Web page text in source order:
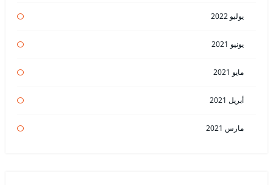
يوليو 2022
يونيو 2021
مايو 2021
أبريل 2021
مارس 2021